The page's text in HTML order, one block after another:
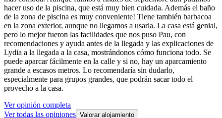
hacer uso de la piscina, que está muy bien cuidada. Además el baño
de la zona de piscina es muy conveniente! Tiene también barbacoa
en la zona exterior, aunque no llegamos a usarla. La casa está genial,
pero lo mejor fueron las facilidades que nos puso Pau, con
recomendaciones y ayuda antes de la llegada y las explicaciones de
Lydia a la llegada a la casa, mostrándonos cómo funciona todo. Se
puede aparcar fácilmente en la calle y si no, hay un aparcamiento
grande a escasos metros. Lo recomendaría sin dudarlo,
especialmente para grupos grandes, que podrán sacar todo el
provecho a la casa.
Ver opinión completa
Ver todas las opiniones Valorar alojamiento